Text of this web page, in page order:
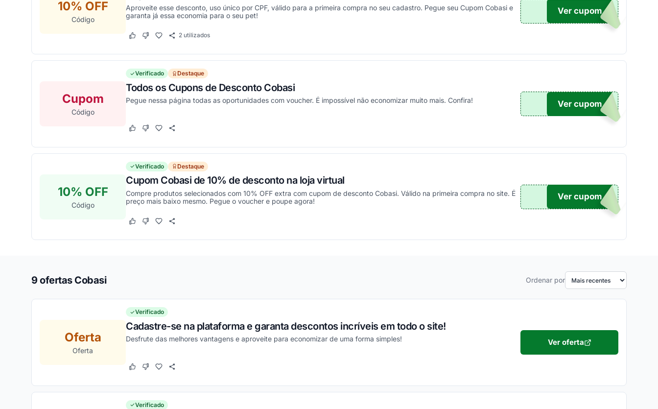
10% OFF
Código
Aproveite esse desconto, uso único por CPF, válido para a primeira compra no seu cadastro. Pegue seu Cupom Cobasi e
garanta já essa economia para o seu pet!
Este cupom funcionou
Este cupom não funcionou
2 utilizados
TO10
Ver cupom
Cupom
Código
Verificado Destaque
Todos os Cupons de Desconto Cobasi
Pegue nessa página todas as oportunidades com voucher. É impossível não economizar muito mais. Confira!
Este cupom funcionou
Este cupom não funcionou
TICO
Ver cupom
10% OFF
Código
Verificado Destaque
Cupom Cobasi de 10% de desconto na loja virtual
Compre produtos selecionados com 10% OFF extra com cupom de desconto Cobasi. Válido na primeira compra no site. É
preço mais baixo mesmo. Pegue o voucher e poupe agora!
Este cupom funcionou
Este cupom não funcionou
TO10
Ver cupom
9 ofertas Cobasi Ordenar por
Oferta
Oferta
Verificado
Cadastre-se na plataforma e garanta descontos incríveis em todo o site!
Desfrute das melhores vantagens e aproveite para economizar de uma forma simples!
Este cupom funcionou
Este cupom não funcionou
Ver oferta
Verificado